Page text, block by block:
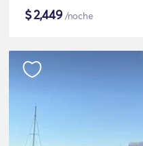
$2,449/noche